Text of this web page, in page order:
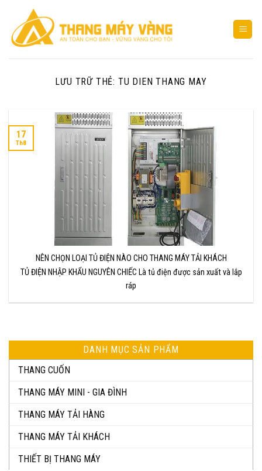
dung
LƯU TRỮ THẺ: TU DIEN THANG MAY
NÊN CHỌN LOẠI TỦ ĐIỆN NÀO CHO THANG MÁY TẢI KHÁCH
TỦ ĐIỆN NHẬP KHẨU NGUYÊN CHIẾC Là tủ điện được sản xuất và lắp
ráp
17
Th8
DANH MỤC SẢN PHẨM
THANG CUỐN
THANG MÁY MINI - GIA ĐÌNH
THANG MÁY TẢI HÀNG
THANG MÁY TẢI KHÁCH
THIẾT BỊ THANG MÁY